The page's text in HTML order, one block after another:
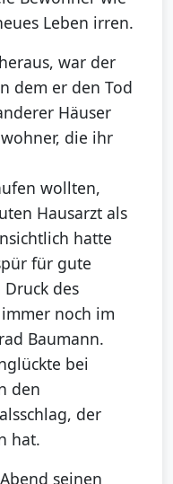
Leben irren.
war der
dem er den Tod
Häuser
die ihr
wollten,
Hausarzt als
hatte
für gute
Druck des
noch im
Baumann.
bei
den
der
hat.
seinen